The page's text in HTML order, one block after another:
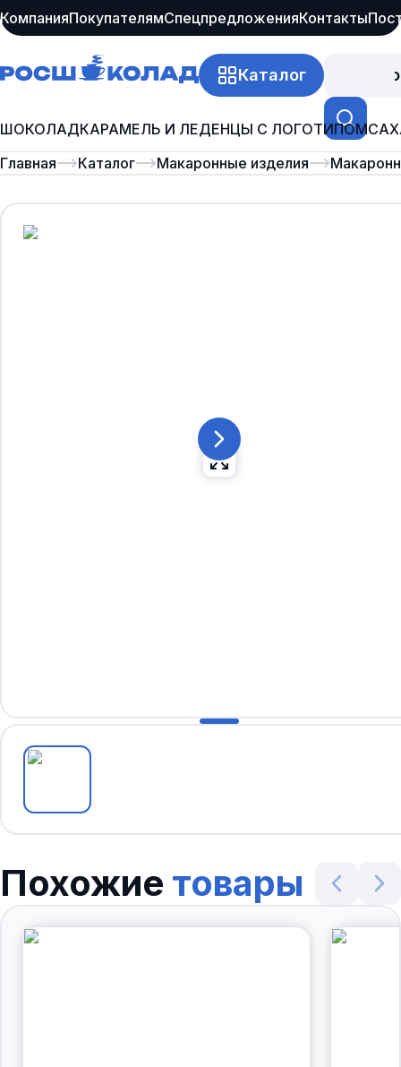
КомпанияПокупателямСпецпредложенияКонтакты
Каталог
ШОКОЛАДКАРАМЕЛЬ И ЛЕДЕНЦЫ С ЛОГОТИПОМ
Главная
Каталог Макаронные изделия
Похожие товары